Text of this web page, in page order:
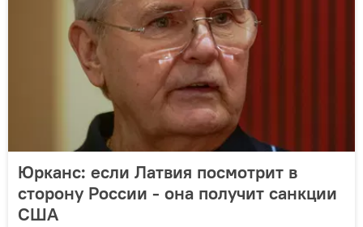
Юрканс: если Латвия посмотрит в
сторону России - она получит санкции
США